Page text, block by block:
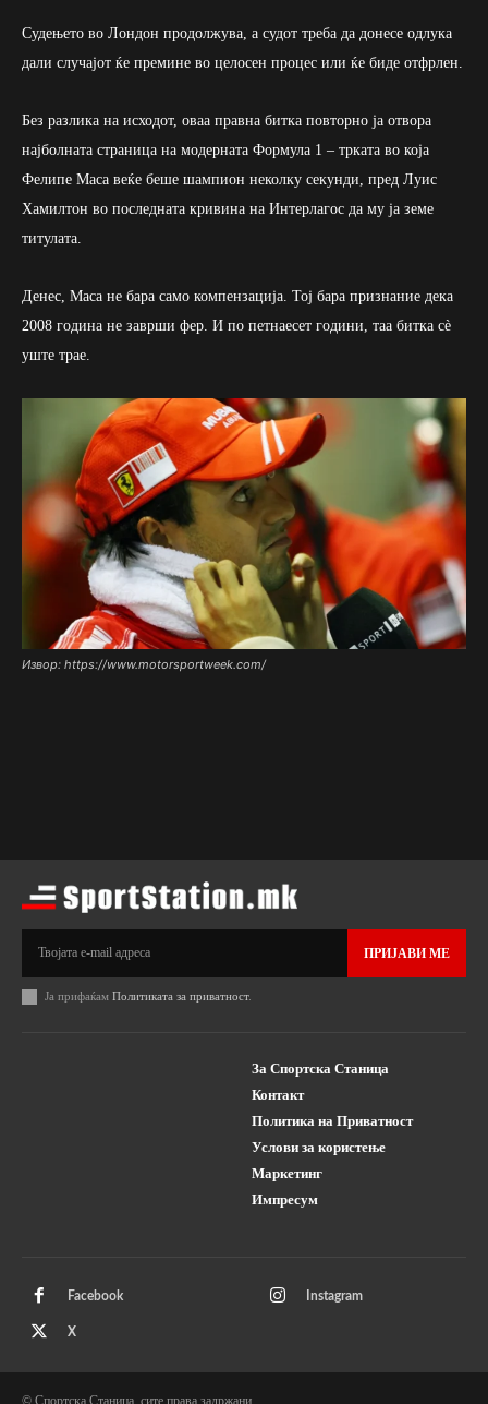
Судењето во Лондон продолжува, а судот треба да донесе одлука
дали случајот ќе премине во целосен процес или ќе биде отфрлен.
Без разлика на исходот, оваа правна битка повторно ја отвора
најболната страница на модерната Формула 1 – трката во која
Фелипе Маса веќе беше шампион неколку секунди, пред Луис
Хамилтон во последната кривина на Интерлагос да му ја земе
титулата.
Денес, Маса не бара само компензација. Тој бара признание дека
2008 година не заврши фер. И по петнаесет години, таа битка сè
уште трае.
Извор: https://www.motorsportweek.com/
ПРИЈАВИ МЕ
Ја прифаќам Политиката за приватност.
За Спортска Станица
Контакт
Политика на Приватност
Услови за користење
Маркетинг
Импресум
Facebook Instagram
X
© Спортска Станица, сите права задржани